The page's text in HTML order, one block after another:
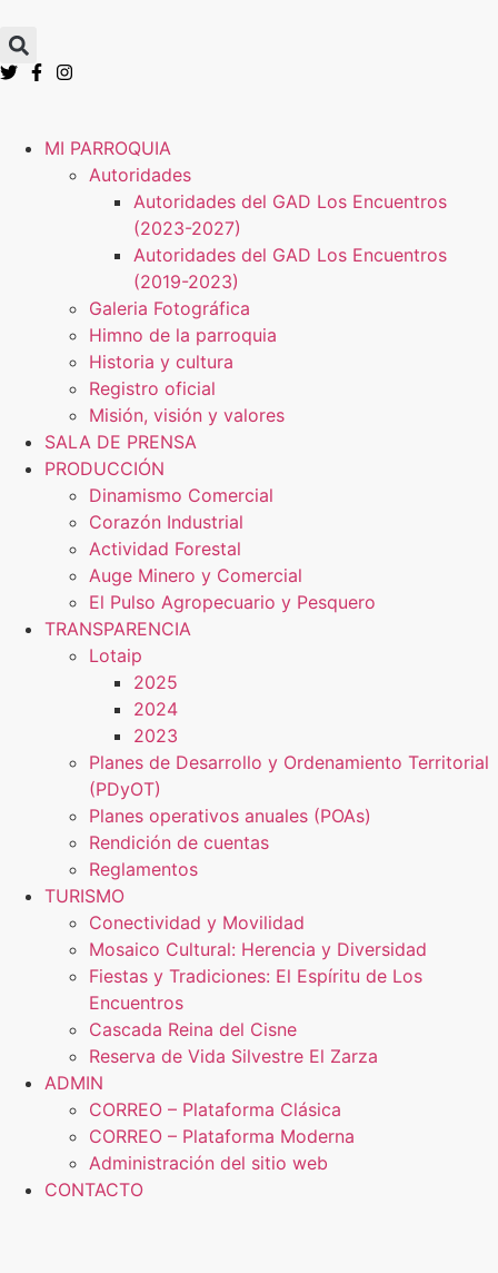
MI PARROQUIA
Autoridades
Autoridades del GAD Los Encuentros
(2023-2027)
Autoridades del GAD Los Encuentros
(2019-2023)
Galeria Fotográfica
Himno de la parroquia
Historia y cultura
Registro oficial
Misión, visión y valores
SALA DE PRENSA
PRODUCCIÓN
Dinamismo Comercial
Corazón Industrial
Actividad Forestal
Auge Minero y Comercial
El Pulso Agropecuario y Pesquero
TRANSPARENCIA
Lotaip
2025
2024
2023
Planes de Desarrollo y Ordenamiento Territorial
(PDyOT)
Planes operativos anuales (POAs)
Rendición de cuentas
Reglamentos
TURISMO
Conectividad y Movilidad
Mosaico Cultural: Herencia y Diversidad
Fiestas y Tradiciones: El Espíritu de Los
Encuentros
Cascada Reina del Cisne
Reserva de Vida Silvestre El Zarza
ADMIN
CORREO – Plataforma Clásica
CORREO – Plataforma Moderna
Administración del sitio web
CONTACTO